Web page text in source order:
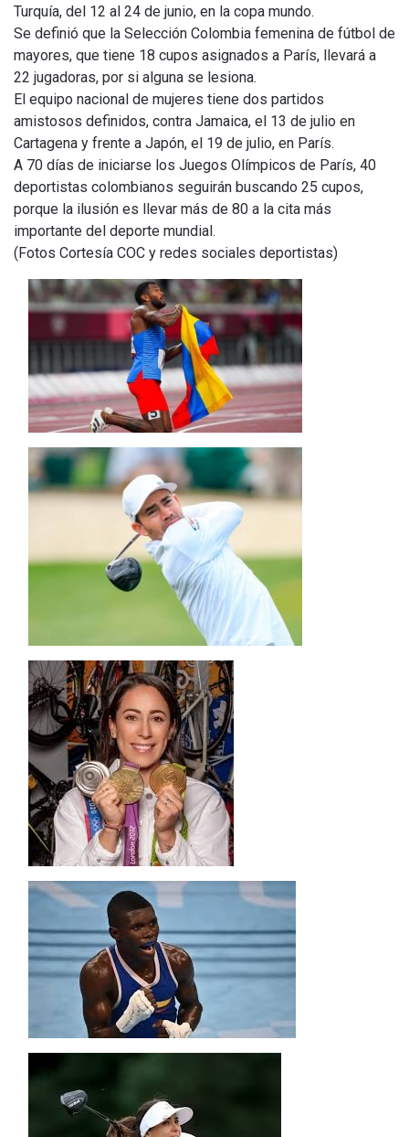
Turquía, del 12 al 24 de junio, en la copa mundo.
Se definió que la Selección Colombia femenina de fútbol de
mayores, que tiene 18 cupos asignados a París, llevará a
22 jugadoras, por si alguna se lesiona.
El equipo nacional de mujeres tiene dos partidos
amistosos definidos, contra Jamaica, el 13 de julio en
Cartagena y frente a Japón, el 19 de julio, en París.
A 70 días de iniciarse los Juegos Olímpicos de París, 40
deportistas colombianos seguirán buscando 25 cupos,
porque la ilusión es llevar más de 80 a la cita más
importante del deporte mundial.
(Fotos Cortesía COC y redes sociales deportistas)